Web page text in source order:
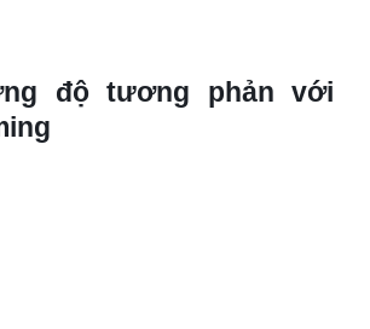
độ tương phản với